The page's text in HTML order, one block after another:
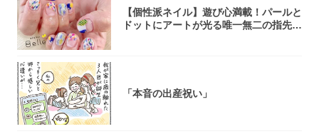
【個性派ネイル】遊び心満載！パールと
ドットにアートが光る唯一無二の指先が
「本音の出産祝い」